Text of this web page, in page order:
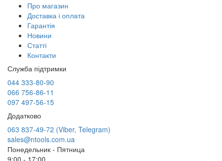
Про магазин
Доставка і оплата
Гарантія
Новини
Статті
Контакти
Служба підтримки
044 333-80-90
066 756-86-11
097 497-56-15
Додатково
063 837-49-72 (Viber, Telegram)
sales@ntools.com.ua
Понедельник - Пятница